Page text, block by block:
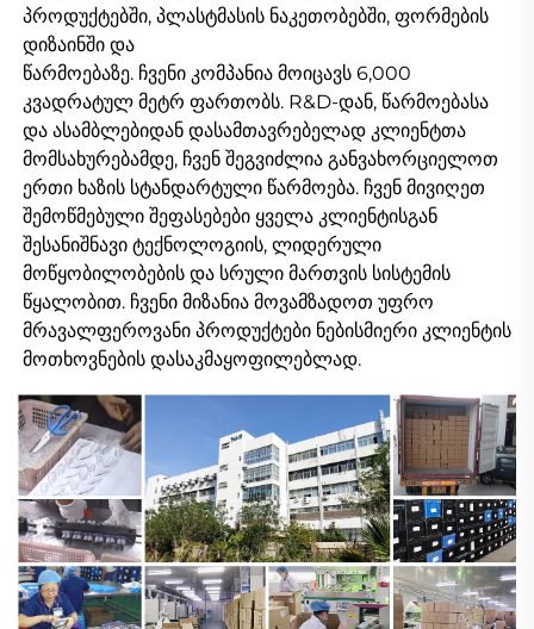
პროდუქტებში, პლასტმასის ნაკეთობებში, ფორმების
დიზაინში და
წარმოებაზე. ჩვენი კომპანია მოიცავს 6,000
კვადრატულ მეტრ ფართობს. R&D-დან, წარმოებასა
და ასამბლებიდან დასამთავრებელად კლიენტთა
მომსახურებამდე, ჩვენ შეგვიძლია განვახორციელოთ
ერთი ხაზის სტანდარტული წარმოება. ჩვენ მივიღეთ
შემოწმებული შეფასებები ყველა კლიენტისგან
შესანიშნავი ტექნოლოგიის, ლიდერული
მოწყობილობების და სრული მართვის სისტემის
წყალობით. ჩვენი მიზანია მოვამზადოთ უფრო
მრავალფეროვანი პროდუქტები ნებისმიერი კლიენტის
მოთხოვნების დასაკმაყოფილებლად.